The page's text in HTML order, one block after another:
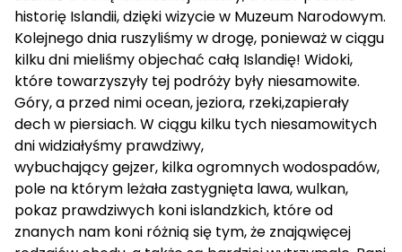
historię Islandii, dzięki wizycie w Muzeum Narodowym.
Kolejnego dnia ruszyliśmy w drogę, ponieważ w ciągu
kilku dni mieliśmy objechać całą Islandię! Widoki,
które towarzyszyły tej podróży były niesamowite.
Góry, a przed nimi ocean, jeziora, rzeki,zapierały
dech w piersiach. W ciągu kilku tych niesamowitych
dni widziałyśmy prawdziwy,
wybuchający gejzer, kilka ogromnych wodospadów,
pole na którym leżała zastygnięta lawa, wulkan,
pokaz prawdziwych koni islandzkich, które od
znanych nam koni różnią się tym, że znająwięcej